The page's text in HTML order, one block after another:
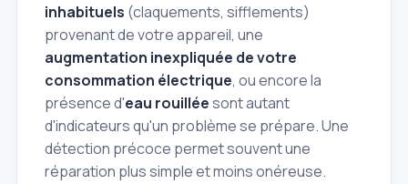
inhabituels (claquements, sifflements)
provenant de votre appareil, une
augmentation inexpliquée de votre
consommation électrique, ou encore la
présence d'eau rouilléesont autant
d'indicateurs qu'un problème se prépare. Une
détection précoce permet souvent une
réparation plus simple et moins onéreuse.